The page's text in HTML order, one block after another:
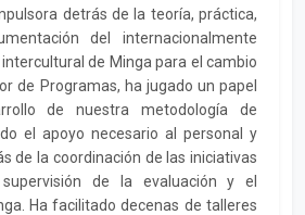
detrás de la teoría, práctica,
del internacionalmente
de Minga para el cambio
de Programas, ha jugado un papel
de nuestra metodología de
el apoyo necesario al personal y
de la coordinación de las iniciativas
de la evaluación y el
Ha facilitado decenas de talleres